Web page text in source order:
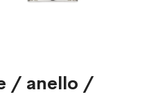
/ anello /